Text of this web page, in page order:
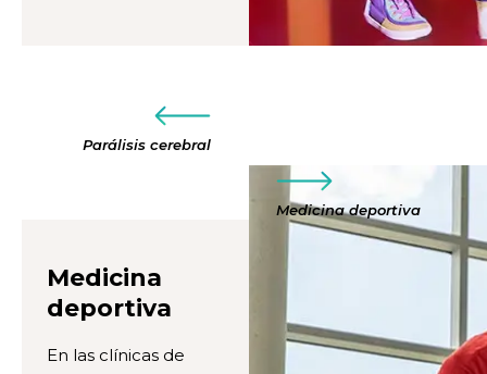
Parálisis cerebral
Medicina deportiva
Medicina
deportiva
En las clínicas de